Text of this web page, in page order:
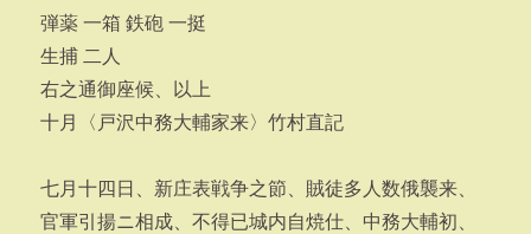
弾薬 一箱 鉄砲 一挺
生捕 二人
右之通御座候、以上
十月〈戸沢中務大輔家来〉竹村直記
七月十四日、新庄表戦争之節、賊徒多人数俄襲来、
官軍引揚ニ相成、不得已城内自焼仕、中務大輔初、